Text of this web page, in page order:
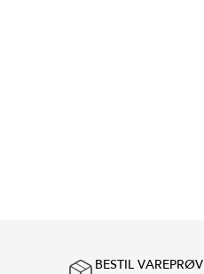
BESTIL